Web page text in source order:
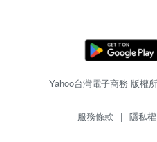
Yahoo台灣電子商務 版權
服務條款 | 隱私權